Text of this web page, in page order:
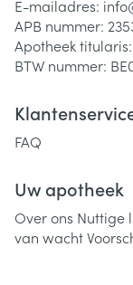
E-mailadres:
APB nummer:
Apotheek titularis:
BTW nummer:
FAQ
Uw apotheek
Over ons Nuttige
van wacht